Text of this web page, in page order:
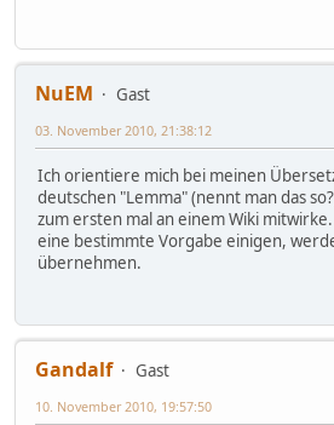
NuEM
Gast
03. November 2010, 21:38:12
Ich orientiere mich bei meinen
deutschen "Lemma" (nennt man das
zum ersten mal an einem Wiki
eine bestimmte Vorgabe einigen,
übernehmen.
Gandalf
Gast
10. November 2010, 19:57:50